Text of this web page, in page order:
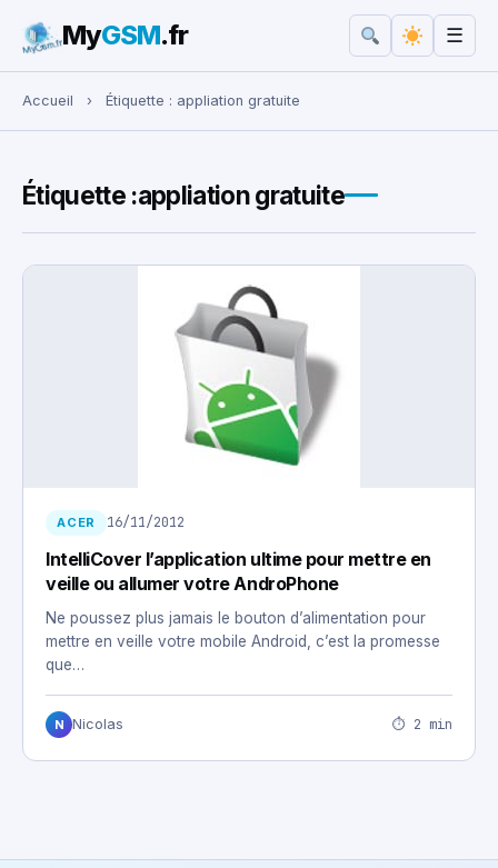
Rechercher :
MyGSM.fr ☰
Accueil › Étiquette : appliation gratuite
Étiquette :appliation gratuite
ACER 16/11/2012
IntelliCover l’application ultime pour mettre en
veille ou allumer votre AndroPhone
Ne poussez plus jamais le bouton d’alimentation pour
mettre en veille votre mobile Android, c’est la promesse
que…
N Nicolas ⏱ 2 min